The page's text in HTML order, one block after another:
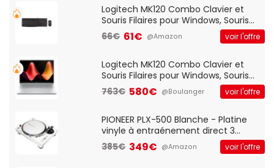
Logitech MK120 Combo Clavier et
Souris Filaires pour Windows, Souris
Optique Filaire, Connexion USB Plug
And Play, Confortable, Taille
QWERTY UK - Noir
66€ 61€ @Amazon voir l'offre
Logitech MK120 Combo Clavier et
Souris Filaires pour Windows, Souris
Optique Filaire, Connexion USB Plug
And Play, Confortable, Taille
QWERTY UK - Noir
763€ 580€ @Boulanger voir l'offre
PIONEER PLX-500 Blanche - Platine
vinyle à entraénement direct 3
vitesses (33-45-78 trs/min) avec
pre-ampli intégré et port USB
385€ 349€ @Amazon voir l'offre